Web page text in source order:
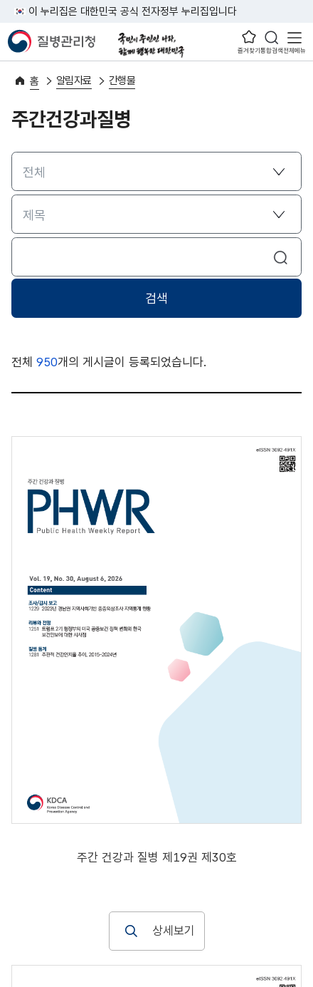
이 누리집은 대한민국 공식 전자정부 누리집입니다
즐겨찾기통합검색전체메뉴
홈 알림자료 간행물
주간건강과질병
전체 950개의 게시글이 등록되었습니다.
주간 건강과 질병 제19권 제30호
상세보기